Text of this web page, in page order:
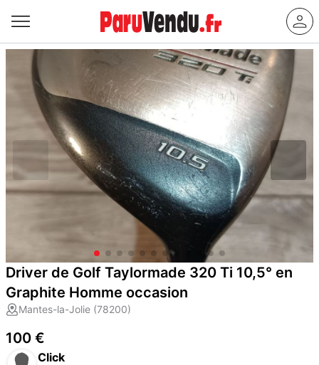
Driver de Golf Taylormade 320 Ti 10,5° en
Graphite Homme occasion
Mantes-la-Jolie (78200)
100 €
Click